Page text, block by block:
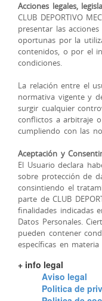
Acciones legales,
CLUB DEPORTIVO
presentar las
oportunas por la
contenidos, o por el
condiciones.
La relación entre el
normativa vigente y
surgir cualquier
conflictos a arbitraje
cumpliendo con las
Aceptación y
El Usuario declara
sobre protección de
consintiendo el
parte de CLUB
finalidades indicadas
Datos Personales.
pueden contener
específicas en
+ info legal
Aviso legal
Politica de